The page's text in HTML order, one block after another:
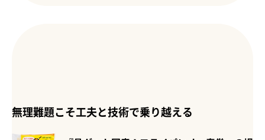
無理難題こそ工夫と技術で乗り越える